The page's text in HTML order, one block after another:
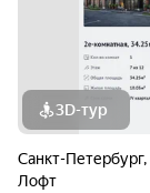
3D-тур
Санкт-Петербург,
Лофт